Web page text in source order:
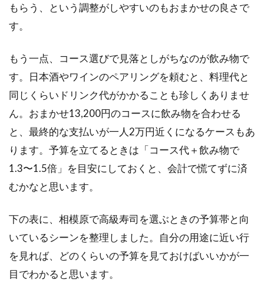
と駐
イン
ト
2.5
シー
ン別
の選
び方
と予
算の
組み
立て
2.6
原の
高級
で最
もらう、という調整がしやすいのもおまかせの良さで
す。
もう一点、コース選びで見落としがちなのが飲み物で
す。日本酒やワインのペアリングを頼むと、料理代と
同じくらいドリンク代がかかることも珍しくありませ
ん。おまかせ13,200円のコースに飲み物を合わせる
と、最終的な支払いが一人2万円近くになるケースもあ
ります。予算を立てるときは「コース代＋飲み物で
1.3〜1.5倍」を目安にしておくと、会計で慌てずに済
むかなと思います。
下の表に、相模原で高級寿司を選ぶときの予算帯と向
いているシーンを整理しました。自分の用途に近い行
を見れば、どのくらいの予算を見ておけばいいかが一
目でわかると思います。